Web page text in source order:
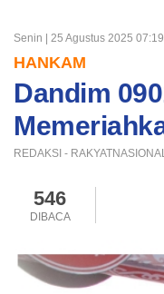
Senin | 25 Agustus 2025
HANKAM
Dandim
REDAKSI -
546
DIBACA